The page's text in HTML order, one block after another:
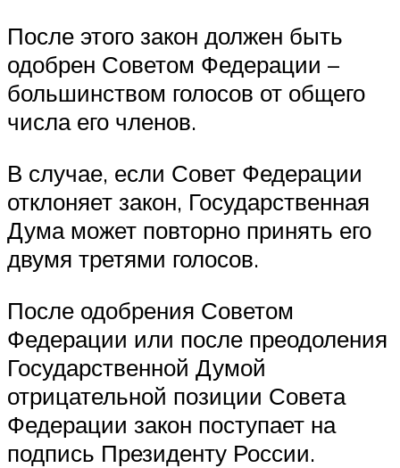
После этого закон должен быть
одобрен Советом Федерации –
большинством голосов от общего
числа его членов.
В случае, если Совет Федерации
отклоняет закон, Государственная
Дума может повторно принять его
двумя третями голосов.
После одобрения Советом
Федерации или после преодоления
Государственной Думой
отрицательной позиции Совета
Федерации закон поступает на
подпись Президенту России.